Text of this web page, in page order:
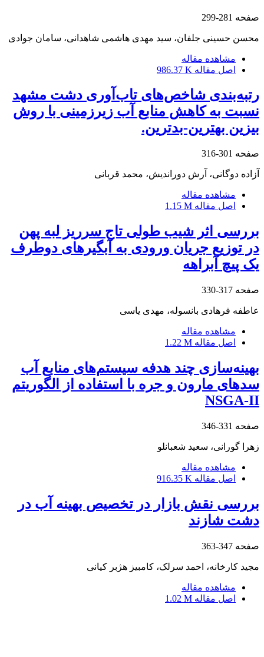
صفحه 281-299
محسن حسینی جلفان، سید مهدی هاشمی شاهدانی، سامان جوادی
مشاهده مقاله
اصل مقاله 986.37 K
رتبه‌بندی شاخص‌های تاب‌آوری دشت مشهد
نسبت به کاهش منابع آب زیرزمینی با روش
بیزین بهترین-بدترین.
صفحه 301-316
آزاده دوگانی، آرش دوراندیش، محمد قربانی
مشاهده مقاله
اصل مقاله 1.15 M
بررسی اثر شیب طولی تاج سرریز لبه پهن
در توزیع جریان ورودی به آبگیرهای دو‌طرف
یک پیچ آبراهه
صفحه 317-330
عاطفه فرهادی بانسوله، مهدی یاسی
مشاهده مقاله
اصل مقاله 1.22 M
بهینه‌سازی چند هدفه سیستم‌های منابع آب
سدهای مارون و جره با استفاده از الگوریتم
NSGA-II
صفحه 331-346
زهرا گورانی، سعید شعبانلو
مشاهده مقاله
اصل مقاله 916.35 K
بررسی نقش بازار در تخصیص بهینه آب در
دشت شازند
صفحه 347-363
مجید کارخانه، احمد سرلک، کامبیز هژبر کیانی
مشاهده مقاله
اصل مقاله 1.02 M